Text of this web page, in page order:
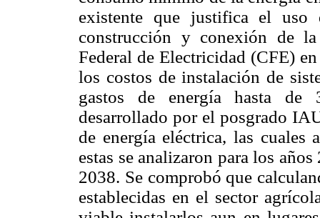
existente que justifica el uso
construcción y conexión de
Federal de Electricidad (CFE)
los costos de instalación de
gastos de energía hasta de
desarrollado por el posgrado
de energía eléctrica, las cuales
estas se analizaron para los
2038. Se comprobó que
establecidas en el sector